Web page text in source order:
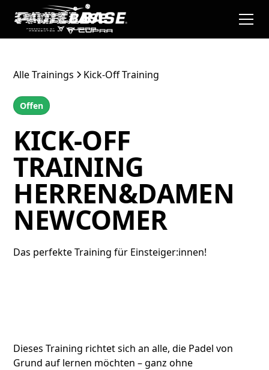
Alle Trainings Kick-Off Training
Offen
KICK-OFF
TRAINING
HERREN&DAMEN
NEWCOMER
Das perfekte Training für Einsteiger:innen!
Dieses Training richtet sich an alle, die Padel von
Grund auf lernen möchten – ganz ohne